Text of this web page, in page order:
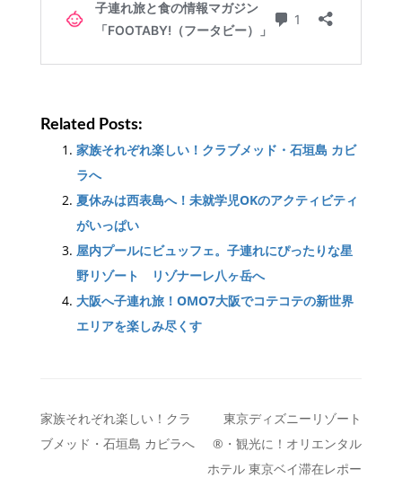
Related Posts:
家族それぞれ楽しい！クラブメッド・石垣島 カビ
ラへ
夏休みは西表島へ！未就学児OKのアクティビティ
がいっぱい
屋内プールにビュッフェ。子連れにぴったりな星
野リゾート リゾナーレ八ヶ岳へ
大阪へ子連れ旅！OMO7大阪でコテコテの新世界
エリアを楽しみ尽くす
投
稿
家族それぞれ楽しい！クラ
ブメッド・石垣島 カビラへ
東京ディズニーリゾート
®︎・観光に！オリエンタル
ホテル 東京ベイ滞在レポー